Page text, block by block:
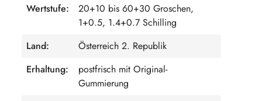
Wertstufe:
20+10 bis 60+30 Groschen,
1+0.5, 1.4+0.7 Schilling
Land:
Österreich 2. Republik
Erhaltung:
postfrisch mit Original-
Gummierung